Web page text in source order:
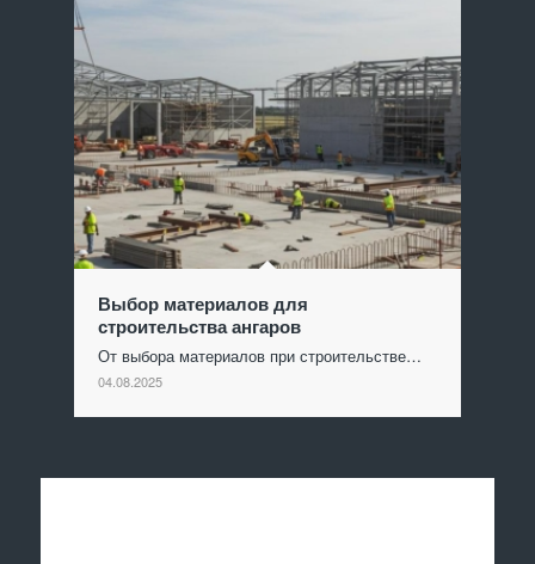
Выбор материалов для
строительства ангаров
От выбора материалов при строительстве…
04.08.2025